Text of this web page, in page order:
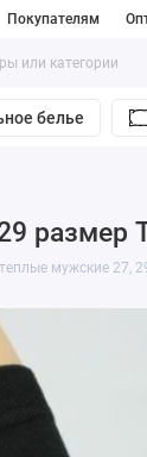
Покупателям
белье
размер
мужские 27,